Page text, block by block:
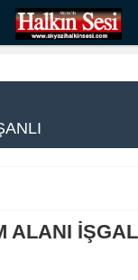
ALANI